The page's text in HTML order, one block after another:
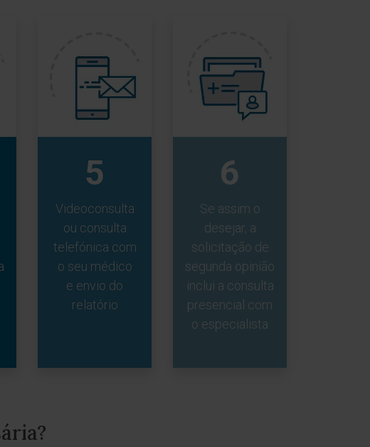
5
Videoconsulta
ou consulta
telefónica com
o seu médico
e envio do
relatório
6
Se assim o
desejar, a
solicitação de
segunda opinião
inclui a consulta
presencial com
o especialista